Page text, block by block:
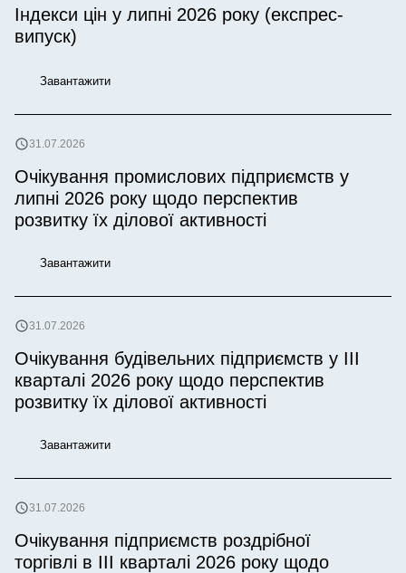
Індекси цін у липні 2026 року (експрес-
випуск)
Завантажити
31.07.2026
Очікування промислових підприємств у
липні 2026 року щодо перспектив
розвитку їх ділової активності
Завантажити
31.07.2026
Очікування будівельних підприємств у IІІ
кварталі 2026 року щодо перспектив
розвитку їх ділової активності
Завантажити
31.07.2026
Очікування підприємств роздрібної
торгівлі в ІІІ кварталі 2026 року щодо